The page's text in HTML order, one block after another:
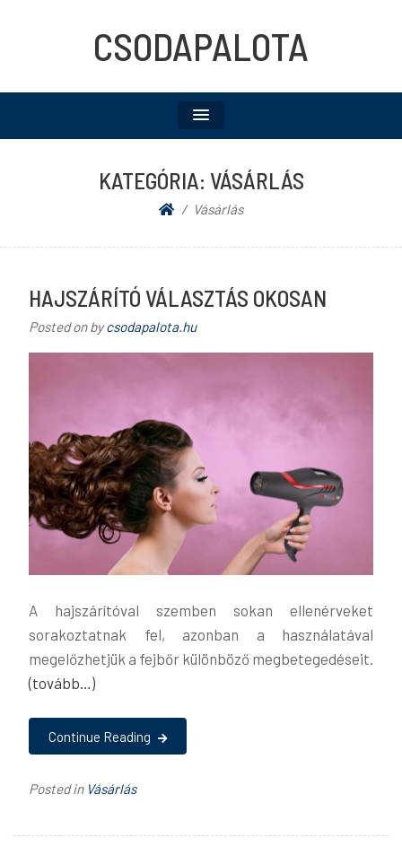
CSODAPALOTA
KATEGÓRIA: VÁSÁRLÁS
Vásárlás
HAJSZÁRÍTÓ VÁLASZTÁS OKOSAN
Posted onbycsodapalota.hu
A hajszárítóval szemben sokan ellenérveket
sorakoztatnak fel, azonban a használatával
megelőzhetjük a fejbőr különböző megbetegedéseit.
(tovább…)
Continue Reading
Posted in Vásárlás